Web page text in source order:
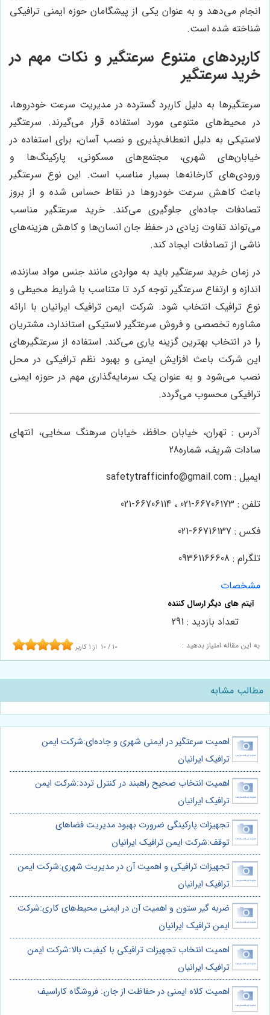
انجام می‌دهد و به عنوان یکی از پیشگامان حوزه ایمنی ترافیکی
شناخته شده است.
کاربردهای متنوع سرعتگیر و نکات مهم در
خرید سرعتگیر
سرعتگیرها به دلیل کاربرد گسترده در مدیریت سرعت خودروها،
در محیط‌های متنوعی مورد استفاده قرار می‌گیرند. سرعتگیر
لاستیکی به دلیل انعطاف‌پذیری و نصب آسان، برای استفاده در
خیابان‌های شهری، مجتمع‌های مسکونی، پارکینگ‌ها و
ورودی‌های کارخانه‌ها بسیار مناسب است. این نوع سرعتگیر
باعث کاهش سرعت خودروها در نقاط حساس شده و از بروز
تصادفات جاده‌ای جلوگیری می‌کند. خرید سرعتگیر مناسب
می‌تواند تفاوت زیادی در حفظ جان انسان‌ها و کاهش هزینه‌های
ناشی از تصادفات ایجاد کند.
در زمان خرید سرعتگیر باید به مواردی مانند جنس مواد سازنده،
اندازه و ارتفاع سرعتگیر توجه کرد تا متناسب با شرایط محیطی و
نوع ترافیک انتخاب شود. شرکت ایمن ترافیک ایرانیان با ارائه
مشاوره تخصصی و فروش سرعتگیر لاستیکی استاندارد، مشتریان
را در انتخاب بهترین گزینه یاری می‌کند. استفاده از سرعتگیرهای
این شرکت باعث افزایش ایمنی و بهبود نظم ترافیکی در محل
نصب می‌شود و به عنوان یک سرمایه‌گذاری مهم در حوزه ایمنی
ترافیکی محسوب می‌گردد.
آدرس : تهران، خیابان حافظ، خیابان سرهنگ سخایی، انتهای
سادات شریف، شماره28
ایمیل : safetytrafficinfo@gmail.com
تلفن : 66706173-021 ، 66706114-021
فکس : 66716137-021
تلگرام : 09361166608
مشخصات
به این مقاله امتیاز بدهید : 10 / 10 از 1 کاربر
تعداد بازدید : 291
مطالب مشابه
اهمیت سرعتگیر در ایمنی شهری و جاده‌ای:شرکت ایمن
ترافیک ایرانیان
اهمیت انتخاب صحیح راهبند در کنترل تردد:شرکت ایمن
ترافیک ایرانیان
تجهیزات پارکینگی ضرورت بهبود مدیریت فضاهای
توقف:شرکت ایمن ترافیک ایرانیان
تجهیزات ترافیکی و اهمیت آن در مدیریت شهری:شرکت ایمن
ترافیک ایرانیان
ضربه گیر ستون و اهمیت آن در ایمنی محیط‌های کاری:شرکت
ایمن ترافیک ایرانیان
اهمیت انتخاب تجهیزات ترافیکی با کیفیت بالا:شرکت ایمن
ترافیک ایرانیان
اهمیت کلاه ایمنی در حفاظت از جان: فروشگاه کاراسیف